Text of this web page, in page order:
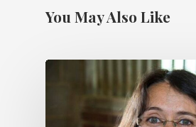
You May Also Like